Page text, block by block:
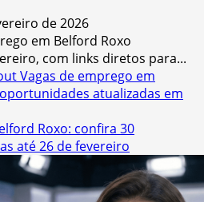
de 2026
em Belford Roxo
com links diretos para...
Vagas de emprego em
atualizadas em
Roxo: confira 30
até 26 de fevereiro